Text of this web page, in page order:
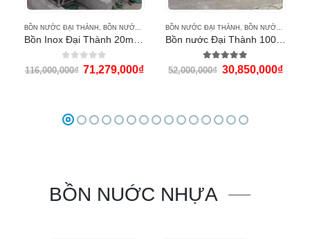
NÓNG MẶT TRỜI MEGASUN , MÁY NƯỚC NÓNG MẶT TRỜI QUÁN QUÂN, MÁY NƯỚC NÓNG
BỒN NƯỚC ĐẠI THÀNH , BỒN NƯỚC INOX ĐẠI THÀNH
0out of 5
116,000,000₫ 71,279,000₫
BỒN NƯỚC ĐẠI THÀNH , BỒN NƯỚC INOX ĐẠI THÀNH
5.00 out of 5
52,000,000₫ 30,850,000₫
BỒN NUỚC NHỰA